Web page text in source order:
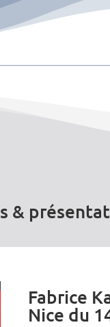
&
Fabrice
Nice du